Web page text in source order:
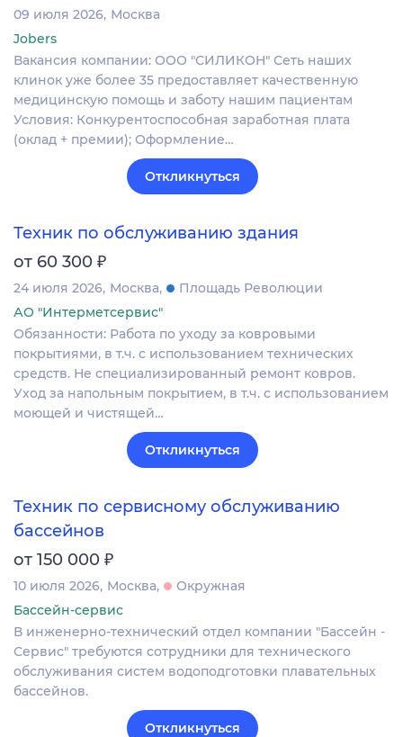
09 июля 2026 Москва
Jobers
Вакансия компании: ООО "СИЛИКОН" Сеть наших
клинок уже более 35 предоставляет качественную
медицинскую помощь и заботу нашим пациентам
Условия: Конкурентоспособная заработная плата
(оклад + премии); Оформление…
Откликнуться
Техник по обслуживанию здания
от 60 300 ₽
24 июля 2026 Москва
Площадь Революции
АО "Интерметсервис"
Обязанности: Работа по уходу за ковровыми
покрытиями, в т.ч. с использованием технических
средств. Не специализированный ремонт ковров.
Уход за напольным покрытием, в т.ч. с использованием
моющей и чистящей…
Откликнуться
Техник по сервисному обслуживанию
бассейнов
от 150 000 ₽
10 июля 2026 Москва
Окружная
Бассейн-сервис
В инженерно-технический отдел компании "Бассейн -
Сервис" требуются сотрудники для технического
обслуживания систем водоподготовки плавательных
бассейнов.
Откликнуться